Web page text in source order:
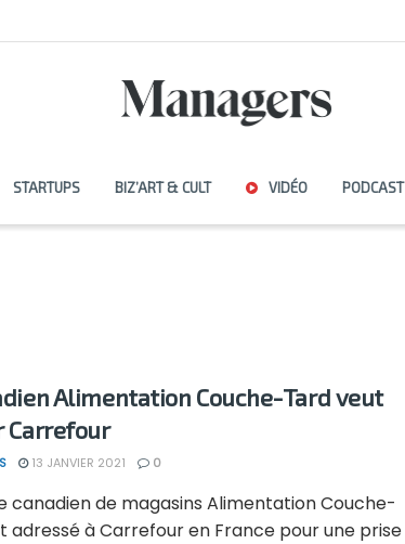
STARTUPS BIZ’ART & CULT VIDÉO PODCAST
Alimentation Couche-Tard veut
Carrefour
13 JANVIER 2021 0
canadien de magasins Alimentation Couche-
adressé à Carrefour en France pour une prise